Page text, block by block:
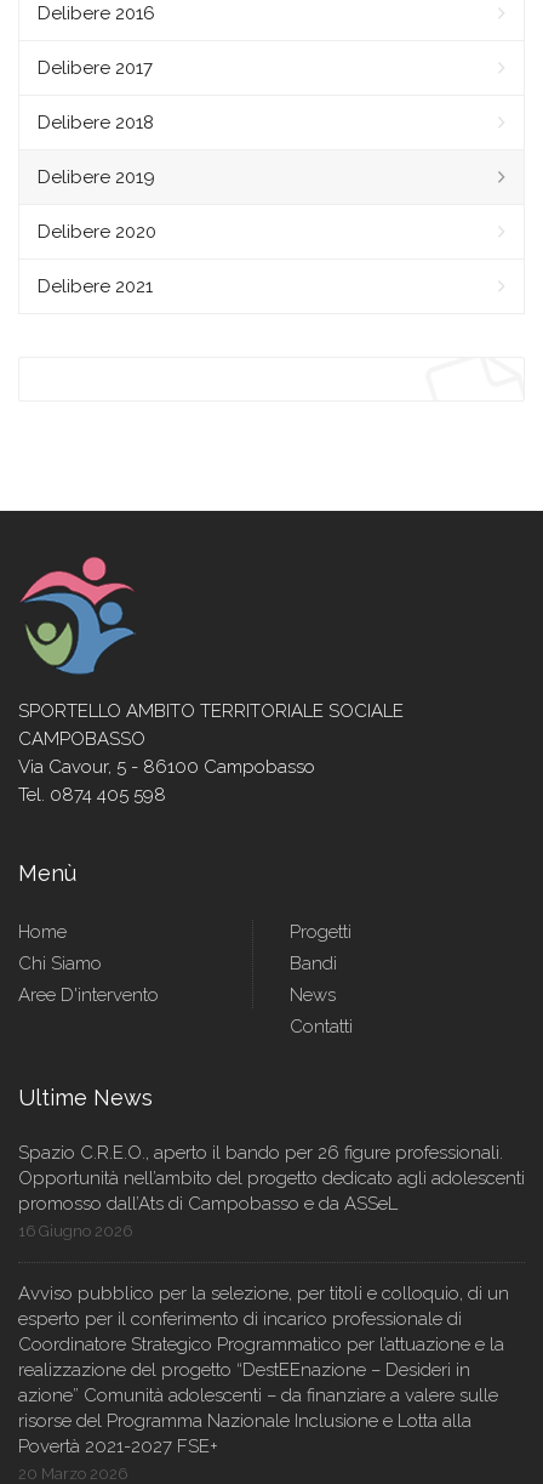
Delibere 2016
Delibere 2017
Delibere 2018
Delibere 2019
Delibere 2020
Delibere 2021
SPORTELLO AMBITO TERRITORIALE SOCIALE
CAMPOBASSO
Via Cavour, 5 - 86100 Campobasso
Tel. 0874 405 598
Menù
Home
Chi Siamo
Aree D'intervento
Progetti
Bandi
News
Contatti
Ultime News
Spazio C.R.E.O., aperto il bando per 26 figure professionali.
Opportunità nell’ambito del progetto dedicato agli adolescenti
promosso dall’Ats di Campobasso e da ASSeL
16 Giugno 2026
Avviso pubblico per la selezione, per titoli e colloquio, di un
esperto per il conferimento di incarico professionale di
Coordinatore Strategico Programmatico per l’attuazione e la
realizzazione del progetto “DestEEnazione – Desideri in
azione” Comunità adolescenti – da finanziare a valere sulle
risorse del Programma Nazionale Inclusione e Lotta alla
Povertà 2021-2027 FSE+
20 Marzo 2026